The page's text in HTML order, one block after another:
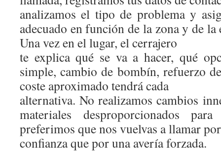
analizamos el tipo de problema y
adecuado en función de la zona y de
Una vez en el lugar, el cerrajero
te explica qué se va a hacer, qué
simple, cambio de bombín, refuerzo
coste aproximado tendrá cada
alternativa. No realizamos cambios
materiales desproporcionados
preferimos que nos vuelvas a llamar por
confianza que por una avería forzada.